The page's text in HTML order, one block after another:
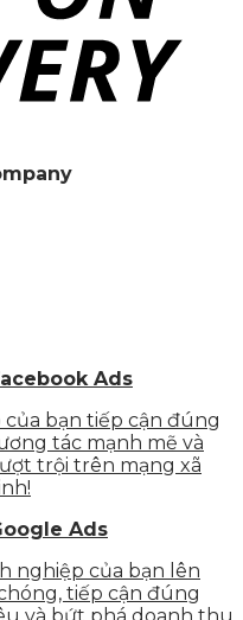
Ads
bạn tiếp cận đúng
tác mạnh mẽ và
trội trên mạng xã
Ads
nghiệp của bạn lên
tiếp cận đúng
và bứt phá doanh thu